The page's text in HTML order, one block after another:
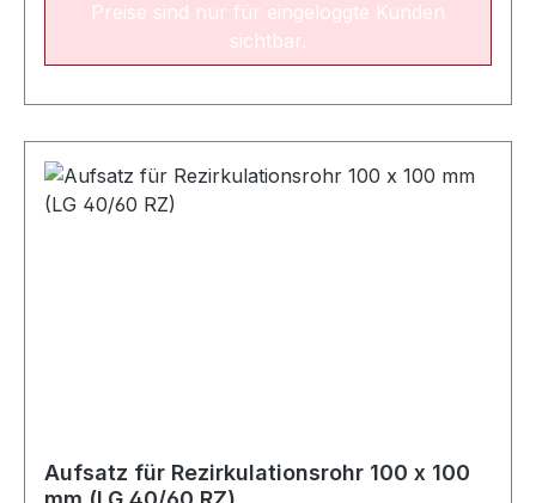
Preise sind nur für eingeloggte Kunden
sichtbar.
Aufsatz für Rezirkulationsrohr 100 x 100